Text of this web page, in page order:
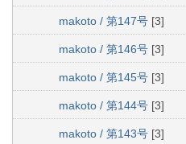
makoto / 第147号 [3]
makoto / 第146号 [3]
makoto / 第145号 [3]
makoto / 第144号 [3]
makoto / 第143号 [3]